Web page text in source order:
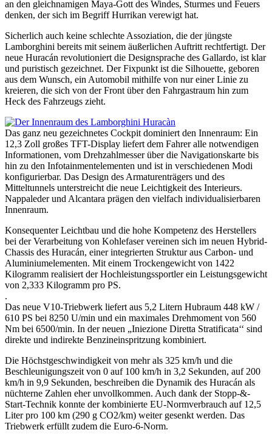
an den gleichnamigen Maya-Gott des Windes, Sturmes und Feuers
denken, der sich im Begriff Hurrikan verewigt hat.
Sicherlich auch keine schlechte Assoziation, die der jüngste
Lamborghini bereits mit seinem äußerlichen Auftritt rechtfertigt. Der
neue Huracán revolutioniert die Designsprache des Gallardo, ist klar
und puristisch gezeichnet. Der Fixpunkt ist die Silhouette, geboren
aus dem Wunsch, ein Automobil mithilfe von nur einer Linie zu
kreieren, die sich von der Front über den Fahrgastraum hin zum
Heck des Fahrzeugs zieht.
Das ganz neu gezeichnetes Cockpit dominiert den Innenraum: Ein
12,3 Zoll großes TFT-Display liefert dem Fahrer alle notwendigen
Informationen, vom Drehzahlmesser über die Navigationskarte bis
hin zu den Infotainmentelementen und ist in verschiedenen Modi
konfigurierbar. Das Design des Armaturenträgers und des
Mitteltunnels unterstreicht die neue Leichtigkeit des Interieurs.
Nappaleder und Alcantara prägen den vielfach individualisierbaren
Innenraum.
Konsequenter Leichtbau und die hohe Kompetenz des Herstellers
bei der Verarbeitung von Kohlefaser vereinen sich im neuen Hybrid-
Chassis des Huracán, einer integrierten Struktur aus Carbon- und
Aluminiumelementen. Mit einem Trockengewicht von 1422
Kilogramm realisiert der Hochleistungssportler ein Leistungsgewicht
von 2,333 Kilogramm pro PS.
.
Das neue V10-Triebwerk liefert aus 5,2 Litern Hubraum 448 kW /
610 PS bei 8250 U/min und ein maximales Drehmoment von 560
Nm bei 6500/min. In der neuen „Iniezione Diretta Stratificata‘‘ sind
direkte und indirekte Benzineinspritzung kombiniert.
Die Höchstgeschwindigkeit von mehr als 325 km/h und die
Beschleunigungszeit von 0 auf 100 km/h in 3,2 Sekunden, auf 200
km/h in 9,9 Sekunden, beschreiben die Dynamik des Huracán als
nüchterne Zahlen eher unvollkommen. Auch dank der Stopp-&-
Start-Technik konnte der kombinierte EU-Normverbrauch auf 12,5
Liter pro 100 km (290 g CO2/km) weiter gesenkt werden. Das
Triebwerk erfüllt zudem die Euro-6-Norm.